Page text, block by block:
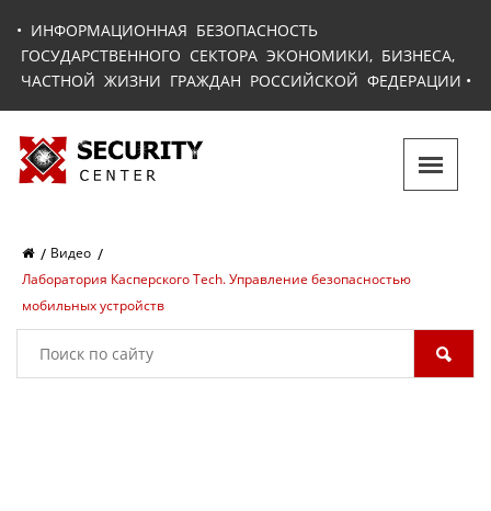
• ИНФОРМАЦИОННАЯ БЕЗОПАСНОСТЬ
ГОСУДАРСТВЕННОГО СЕКТОРА ЭКОНОМИКИ, БИЗНЕСА,
ЧАСТНОЙ ЖИЗНИ ГРАЖДАН РОССИЙСКОЙ ФЕДЕРАЦИИ •
Видео
Лаборатория Касперского Tech. Управление безопасностью
мобильных устройств